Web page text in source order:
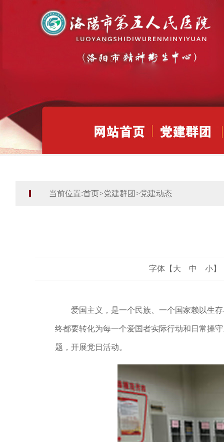
当前位置:首页>党建群团 >党建动态
字体【 大 中 小】
爱国主义，是一个民族、一个国家赖以生存
终都要转化为每一个爱国者实际行动和日常操
题，开展党日活动。